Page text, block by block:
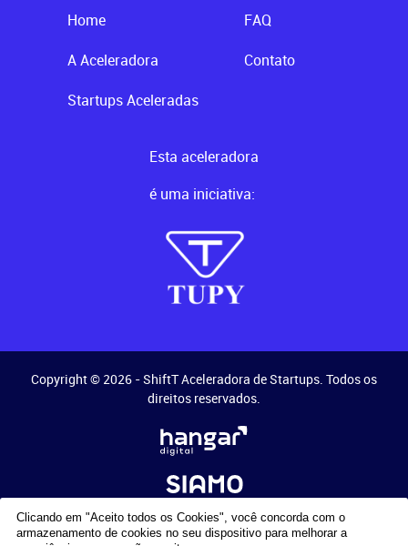
Home
A Aceleradora
Startups Aceleradas
FAQ
Contato
Esta aceleradora
é uma iniciativa:
Copyright © 2026 - ShiftT Aceleradora de Startups. Todos os
direitos reservados.
Clicando em "Aceito todos os Cookies", você concorda com o
armazenamento de cookies no seu dispositivo para melhorar a